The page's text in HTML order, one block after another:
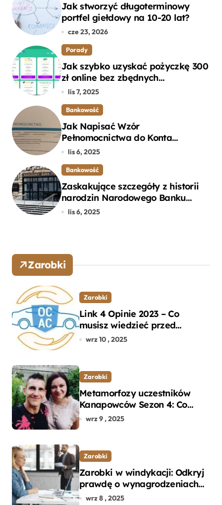
Jak stworzyć długoterminowy
portfel giełdowy na 10-20 lat?
cze 23, 2026
Porady
Jak szybko uzyskać pożyczkę 300
zł online bez zbędnych
formalności?
lis 7, 2025
Bankowość
Jak Napisać Wzór
Pełnomocnictwa do Konta
Bankowego – Praktyczny
lis 6, 2025
Bankowość
Zaskakujące szczegóły z historii
narodzin Narodowego Banku
Polskiego, o których mogłeś nie
lis 6, 2025
Zarobki
Zarobki
Link 4 Opinie 2023 – Co
musisz wiedzieć przed
wyborem ubezpieczenia OC i
wrz 10 , 2025
Zarobki
Metamorfozy uczestników
Kanapowców Sezon 4: Co
naprawdę zaskoczyło
wrz 9 , 2025
Zarobki
Zarobki w windykacji: Odkryj
prawdę o wynagrodzeniach
specjalistów w branży
wrz 8 , 2025